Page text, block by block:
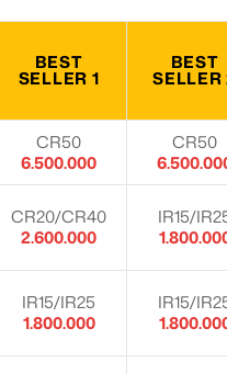
BEST
SELLER 1
BEST
SELLER
CR50
6.500.000
CR50
CR20/CR40
2.600.000
IR15/
IR15/IR25
1.800.000
IR15/